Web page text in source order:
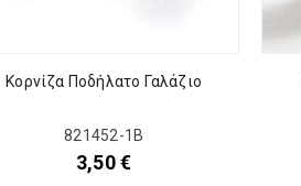
Κορνίζα Ποδήλατο Γαλάζιο
821452-1Β
3,50€